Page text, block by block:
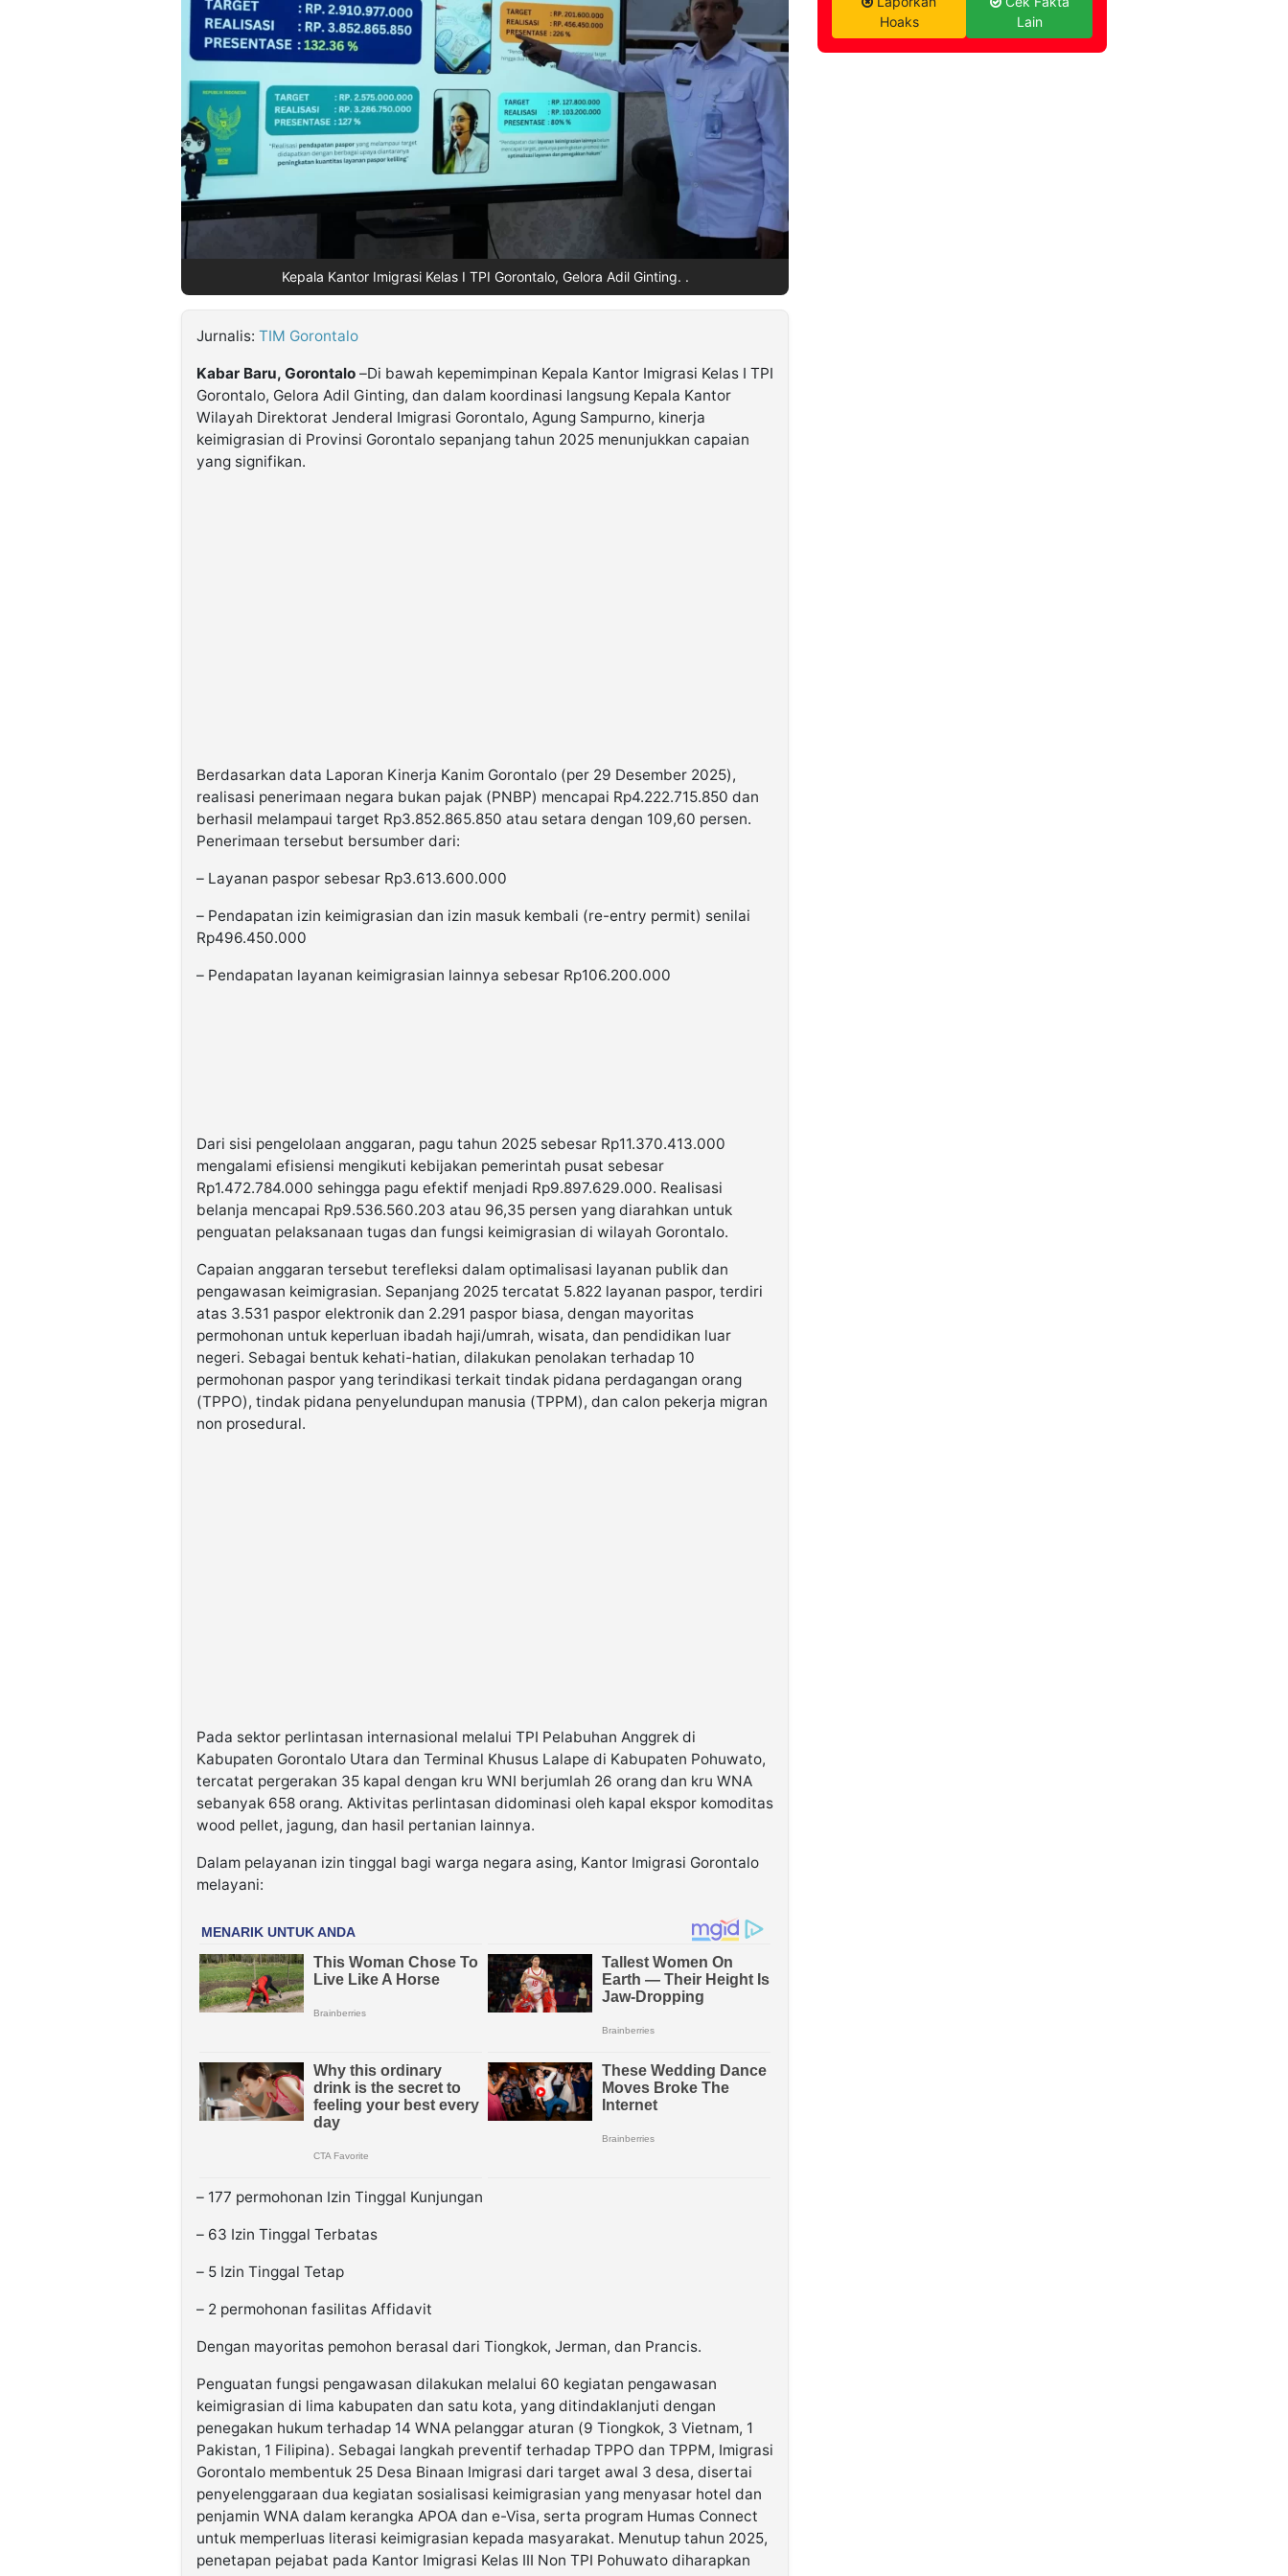
Kepala Kantor Imigrasi Kelas I TPI Gorontalo, Gelora Adil Ginting. .
Jurnalis: TIM Gorontalo
Kabar Baru, Gorontalo –Di bawah kepemimpinan Kepala Kantor Imigrasi Kelas I TPI
Gorontalo, Gelora Adil Ginting, dan dalam koordinasi langsung Kepala Kantor
Wilayah Direktorat Jenderal Imigrasi Gorontalo, Agung Sampurno, kinerja
keimigrasian di Provinsi Gorontalo sepanjang tahun 2025 menunjukkan capaian
yang signifikan.
Berdasarkan data Laporan Kinerja Kanim Gorontalo (per 29 Desember 2025),
realisasi penerimaan negara bukan pajak (PNBP) mencapai Rp4.222.715.850 dan
berhasil melampaui target Rp3.852.865.850 atau setara dengan 109,60 persen.
Penerimaan tersebut bersumber dari:
– Layanan paspor sebesar Rp3.613.600.000
– Pendapatan izin keimigrasian dan izin masuk kembali (re-entry permit) senilai
Rp496.450.000
– Pendapatan layanan keimigrasian lainnya sebesar Rp106.200.000
Dari sisi pengelolaan anggaran, pagu tahun 2025 sebesar Rp11.370.413.000
mengalami efisiensi mengikuti kebijakan pemerintah pusat sebesar
Rp1.472.784.000 sehingga pagu efektif menjadi Rp9.897.629.000. Realisasi
belanja mencapai Rp9.536.560.203 atau 96,35 persen yang diarahkan untuk
penguatan pelaksanaan tugas dan fungsi keimigrasian di wilayah Gorontalo.
Capaian anggaran tersebut terefleksi dalam optimalisasi layanan publik dan
pengawasan keimigrasian. Sepanjang 2025 tercatat 5.822 layanan paspor, terdiri
atas 3.531 paspor elektronik dan 2.291 paspor biasa, dengan mayoritas
permohonan untuk keperluan ibadah haji/umrah, wisata, dan pendidikan luar
negeri. Sebagai bentuk kehati-hatian, dilakukan penolakan terhadap 10
permohonan paspor yang terindikasi terkait tindak pidana perdagangan orang
(TPPO), tindak pidana penyelundupan manusia (TPPM), dan calon pekerja migran
non prosedural.
Pada sektor perlintasan internasional melalui TPI Pelabuhan Anggrek di
Kabupaten Gorontalo Utara dan Terminal Khusus Lalape di Kabupaten Pohuwato,
tercatat pergerakan 35 kapal dengan kru WNI berjumlah 26 orang dan kru WNA
sebanyak 658 orang. Aktivitas perlintasan didominasi oleh kapal ekspor komoditas
wood pellet, jagung, dan hasil pertanian lainnya.
Dalam pelayanan izin tinggal bagi warga negara asing, Kantor Imigrasi Gorontalo
melayani:
– 177 permohonan Izin Tinggal Kunjungan
– 63 Izin Tinggal Terbatas
– 5 Izin Tinggal Tetap
– 2 permohonan fasilitas Affidavit
Dengan mayoritas pemohon berasal dari Tiongkok, Jerman, dan Prancis.
Penguatan fungsi pengawasan dilakukan melalui 60 kegiatan pengawasan
keimigrasian di lima kabupaten dan satu kota, yang ditindaklanjuti dengan
penegakan hukum terhadap 14 WNA pelanggar aturan (9 Tiongkok, 3 Vietnam, 1
Pakistan, 1 Filipina). Sebagai langkah preventif terhadap TPPO dan TPPM, Imigrasi
Gorontalo membentuk 25 Desa Binaan Imigrasi dari target awal 3 desa, disertai
penyelenggaraan dua kegiatan sosialisasi keimigrasian yang menyasar hotel dan
penjamin WNA dalam kerangka APOA dan e-Visa, serta program Humas Connect
untuk memperluas literasi keimigrasian kepada masyarakat. Menutup tahun 2025,
penetapan pejabat pada Kantor Imigrasi Kelas III Non TPI Pohuwato diharapkan
Hoaks
Lain